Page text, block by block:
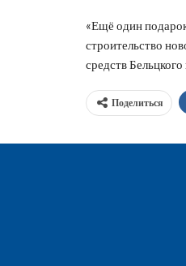
«Ещё один
строительство
средств
Поделиться